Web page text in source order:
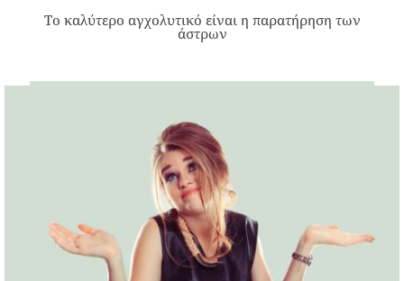
Το καλύτερο αγχολυτικό είναι η παρατήρηση των
άστρων